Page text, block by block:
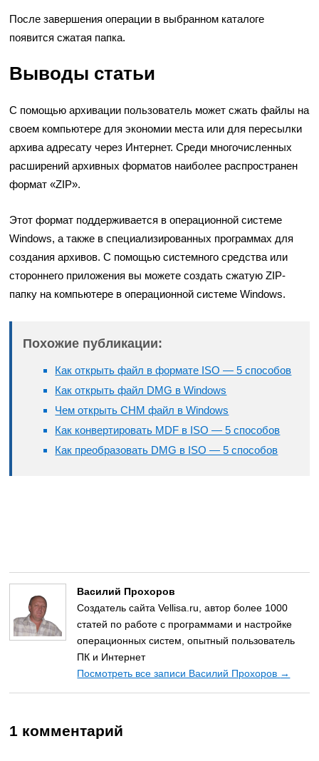
После завершения операции в выбранном каталоге
появится сжатая папка.
Выводы статьи
С помощью архивации пользователь может сжать файлы на
своем компьютере для экономии места или для пересылки
архива адресату через Интернет. Среди многочисленных
расширений архивных форматов наиболее распространен
формат «ZIP».
Этот формат поддерживается в операционной системе
Windows, а также в специализированных программах для
создания архивов. С помощью системного средства или
стороннего приложения вы можете создать сжатую ZIP-
папку на компьютере в операционной системе Windows.
Похожие публикации:
Как открыть файл в формате ISO — 5 способов
Как открыть файл DMG в Windows
Чем открыть CHM файл в Windows
Как конвертировать MDF в ISO — 5 способов
Как преобразовать DMG в ISO — 5 способов
Василий Прохоров
Создатель сайта Vellisa.ru, автор более 1000
статей по работе с программами и настройке
операционных систем, опытный пользователь
ПК и Интернет
Посмотреть все записи Василий Прохоров →
1 комментарий